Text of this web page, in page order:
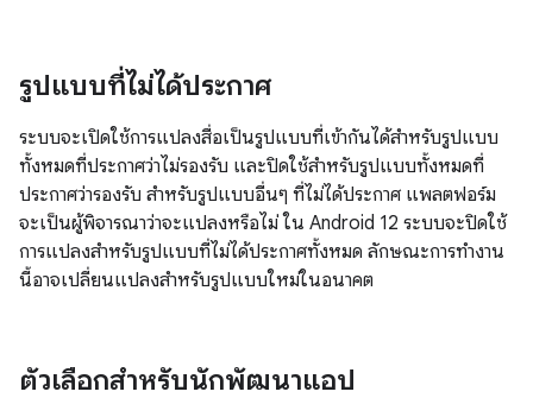
รูปแบบที่ไม่ได้ประกาศ
ระบบจะเปิดใช้การแปลงสื่อเป็นรูปแบบที่เข้ากันได้สำหรับรูปแบบ
ทั้งหมดที่ประกาศว่าไม่รองรับ และปิดใช้สำหรับรูปแบบทั้งหมดที่
ประกาศว่ารองรับ สำหรับรูปแบบอื่นๆ ที่ไม่ได้ประกาศ แพลตฟอร์ม
จะเป็นผู้พิจารณาว่าจะแปลงหรือไม่ ใน Android 12 ระบบจะปิดใช้
การแปลงสำหรับรูปแบบที่ไม่ได้ประกาศทั้งหมด ลักษณะการทำงาน
นี้อาจเปลี่ยนแปลงสำหรับรูปแบบใหม่ในอนาคต
ตัวเลือกสำหรับนักพัฒนาแอป